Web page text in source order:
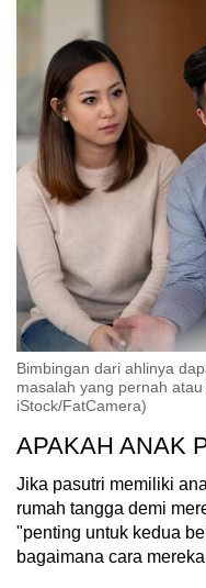
Bimbingan dari ahlinya
masalah yang pernah
iStock/FatCamera)
APAKAH ANAK
Jika pasutri memiliki
rumah tangga demi
"penting untuk kedua
bagaimana cara